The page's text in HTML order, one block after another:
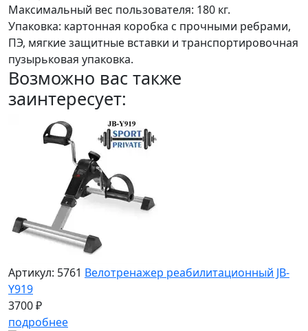
Максимальный вес пользователя: 180 кг.
Упаковка: картонная коробка с прочными ребрами,
ПЭ, мягкие защитные вставки и транспортировочная
пузырьковая упаковка.
Возможно вас также
заинтересует:
Артикул: 5761 Велотренажер реабилитационный JB-
Y919
3700 ₽
подробнее